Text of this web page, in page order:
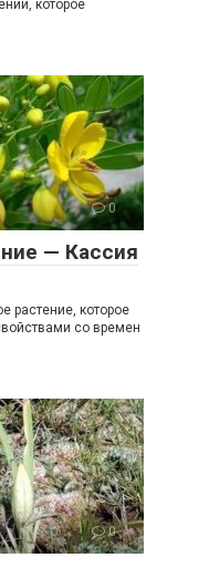
которое
0
— Кассия
растение, которое
со времен
0